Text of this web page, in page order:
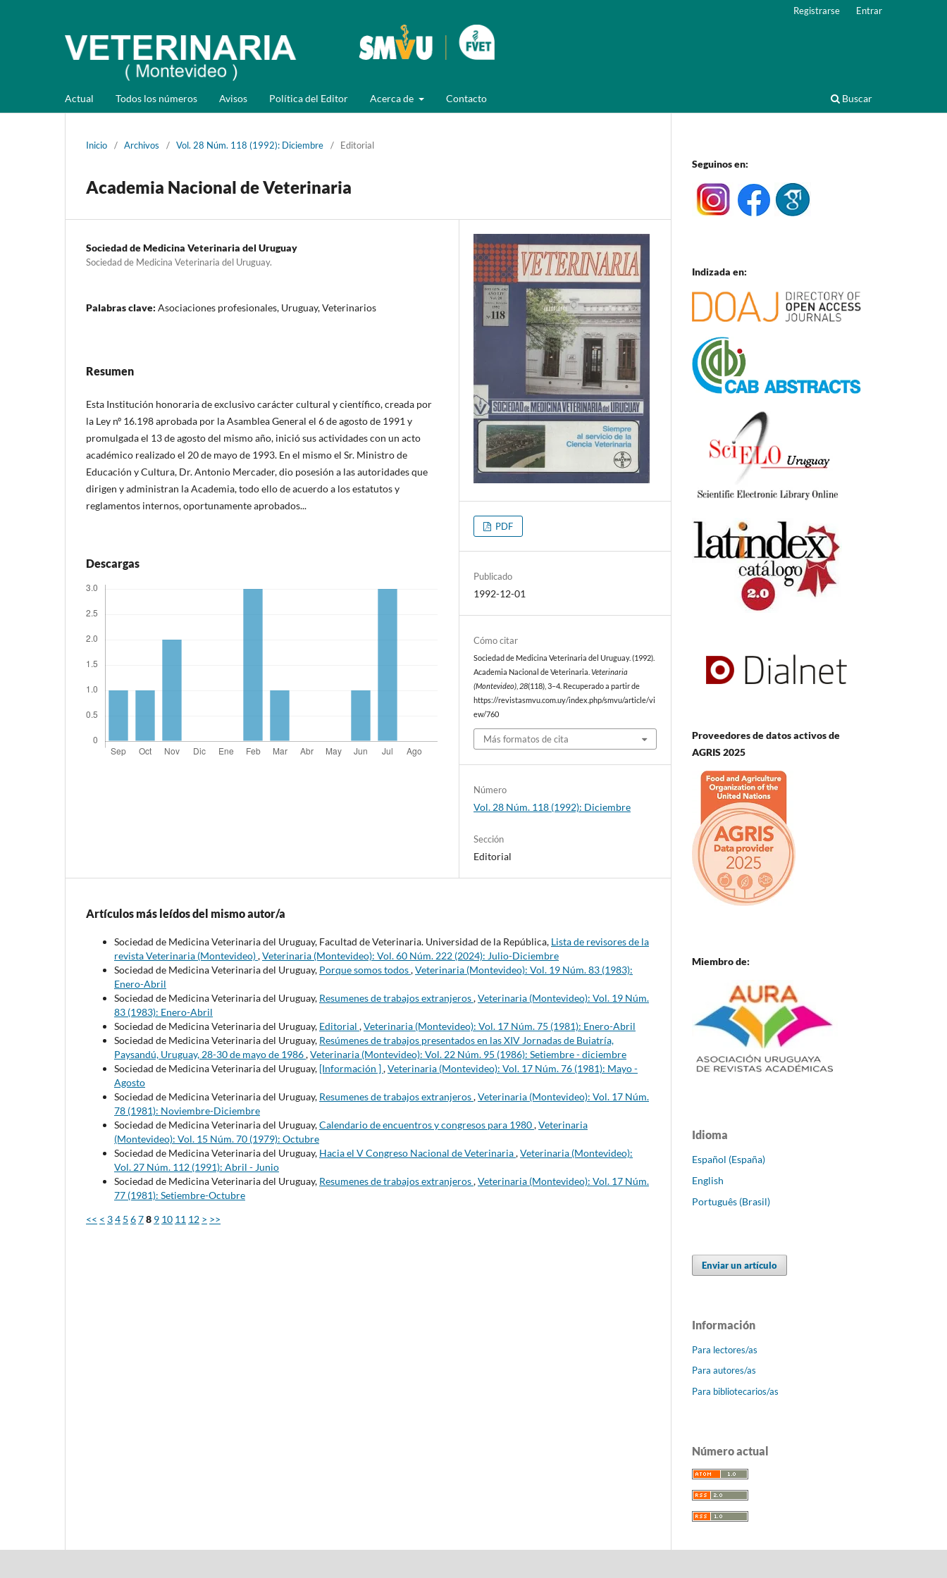
Actual Todos los números Avisos Política del Editor Acerca de Contacto Buscar
Registrarse Entrar
Inicio / Archivos / Vol. 28 Núm. 118 (1992): Diciembre / Editorial
Academia Nacional de Veterinaria
Sociedad de Medicina Veterinaria del Uruguay
Sociedad de Medicina Veterinaria del Uruguay.
Palabras clave: Asociaciones profesionales, Uruguay, Veterinarios
Resumen
Esta Institución honoraria de exclusivo carácter cultural y científico, creada por
la Ley nº 16.198 aprobada por la Asamblea General el 6 de agosto de 1991 y
promulgada el 13 de agosto del mismo año, inició sus actividades con un acto
académico realizado el 20 de mayo de 1993. En el mismo el Sr. Ministro de
Educación y Cultura, Dr. Antonio Mercader, dio posesión a las autoridades que
dirigen y administran la Academia, todo ello de acuerdo a los estatutos y
reglamentos internos, oportunamente aprobados...
Descargas
PDF
Publicado
1992-12-01
Cómo citar
Sociedad de Medicina Veterinaria del Uruguay. (1992).
Academia Nacional de Veterinaria.Veterinaria
(Montevideo) 28(118), 3–4. Recuperado a partir de
https://revistasmvu.com.uy/index.php/smvu/article/vi
ew/760
Más formatos de cita
Número
Vol. 28 Núm. 118 (1992): Diciembre
Sección
Editorial
Artículos más leídos del mismo autor/a
Sociedad de Medicina Veterinaria del Uruguay, Facultad de Veterinaria. Universidad de la República, Lista de revisores de la
revista Veterinaria (Montevideo),Veterinaria (Montevideo): Vol. 60 Núm. 222 (2024): Julio-Diciembre
Sociedad de Medicina Veterinaria del Uruguay, Porque somos todos,Veterinaria (Montevideo): Vol. 19 Núm. 83 (1983):
Enero-Abril
Sociedad de Medicina Veterinaria del Uruguay, Resumenes de trabajos extranjeros,Veterinaria (Montevideo): Vol. 19 Núm.
83 (1983): Enero-Abril
Sociedad de Medicina Veterinaria del Uruguay, Editorial ,Veterinaria (Montevideo): Vol. 17 Núm. 75 (1981): Enero-Abril
Sociedad de Medicina Veterinaria del Uruguay, Resúmenes de trabajos presentados en las XIV Jornadas de Buiatría,
Paysandú, Uruguay, 28-30 de mayo de 1986,Veterinaria (Montevideo): Vol. 22 Núm. 95 (1986): Setiembre - diciembre
Sociedad de Medicina Veterinaria del Uruguay, [Información ],Veterinaria (Montevideo): Vol. 17 Núm. 76 (1981): Mayo -
Agosto
Sociedad de Medicina Veterinaria del Uruguay, Resumenes de trabajos extranjeros,Veterinaria (Montevideo): Vol. 17 Núm.
78 (1981): Noviembre-Diciembre
Sociedad de Medicina Veterinaria del Uruguay,Calendario de encuentros y congresos para 1980,Veterinaria
(Montevideo): Vol. 15 Núm. 70 (1979): Octubre
Sociedad de Medicina Veterinaria del Uruguay, Hacia el V Congreso Nacional de Veterinaria,Veterinaria (Montevideo):
Vol. 27 Núm. 112 (1991): Abril - Junio
Sociedad de Medicina Veterinaria del Uruguay, Resumenes de trabajos extranjeros,Veterinaria (Montevideo): Vol. 17 Núm.
77 (1981): Setiembre-Octubre
<< < 34 5 678 9 10 11 12 > >>
Seguinos en:
Indizada en:
Proveedores de datos activos de
AGRIS 2025
Miembro de:
Idioma
Español (España)
English
Português (Brasil)
Enviar un artículo
Información
Para lectores/as
Para autores/as
Para bibliotecarios/as
Número actual